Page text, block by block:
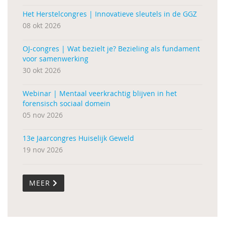
Het Herstelcongres | Innovatieve sleutels in de GGZ
08 okt 2026
OJ-congres | Wat bezielt je? Bezieling als fundament
voor samenwerking
30 okt 2026
Webinar | Mentaal veerkrachtig blijven in het
forensisch sociaal domein
05 nov 2026
13e Jaarcongres Huiselijk Geweld
19 nov 2026
MEER